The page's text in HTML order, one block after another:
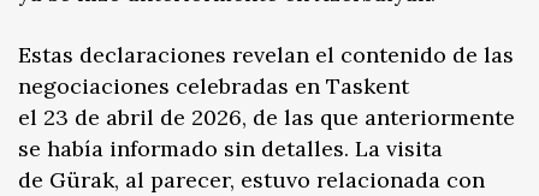
Estas declaraciones revelan el contenido de las
negociaciones celebradas en Taskent
el 23 de abril de 2026, de las que anteriormente
se había informado sin detalles. La visita
de Gürak, al parecer, estuvo relacionada con